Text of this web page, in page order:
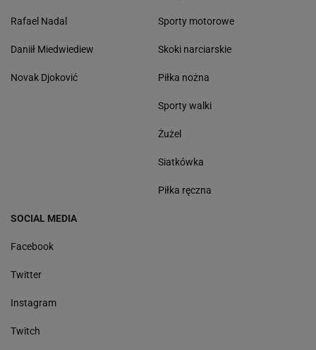
Rafael Nadal
Daniił Miedwiediew
Novak Djoković
Sporty motorowe
Skoki narciarskie
Piłka nożna
Sporty walki
Żużel
Siatkówka
Piłka ręczna
SOCIAL MEDIA
Facebook
Twitter
Instagram
Twitch